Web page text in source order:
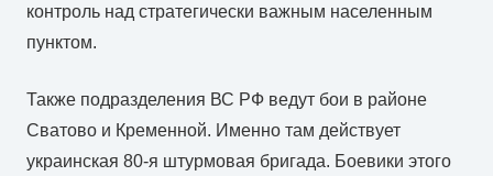
контроль над стратегически важным населенным
пунктом.
Также подразделения ВС РФ ведут бои в районе
Сватово и Кременной. Именно там действует
украинская 80-я штурмовая бригада. Боевики этого